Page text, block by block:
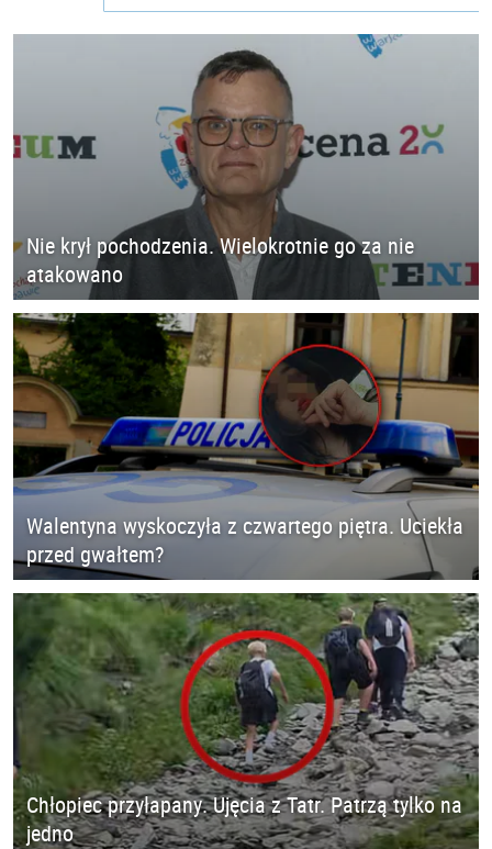
Nie krył pochodzenia. Wielokrotnie go za nie
atakowano
Walentyna wyskoczyła z czwartego piętra. Uciekła
przed gwałtem?
Chłopiec przyłapany. Ujęcia z Tatr. Patrzą tylko na
jedno